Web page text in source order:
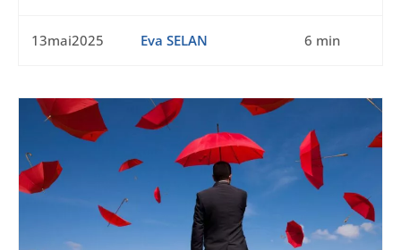
13mai2025 Eva SELAN 6 min